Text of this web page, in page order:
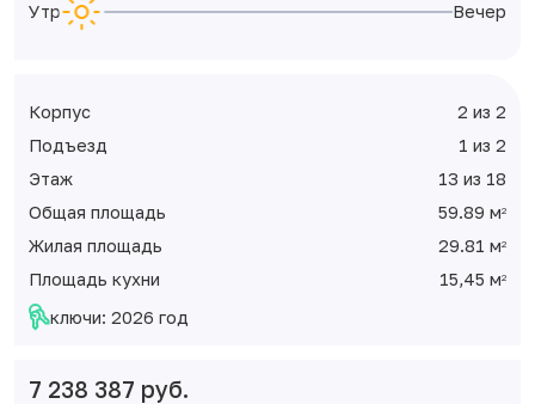
Утро Вечер
Корпус
2 из 2
Подъезд
1 из 2
Этаж
13 из 18
Общая площадь
59.89 м2
Жилая площадь 29.81 м2
Площадь кухни 15,45 м2
ключи: 2026 год
7 238 387 руб.